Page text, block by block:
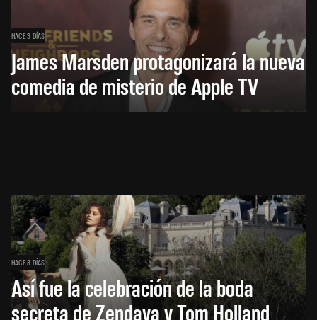
HACE 3 DÍAS
James Marsden protagonizará la nueva
comedia de misterio de Apple TV
HACE 3 DÍAS
Así fue la celebración de la boda
secreta de Zendaya y Tom Holland